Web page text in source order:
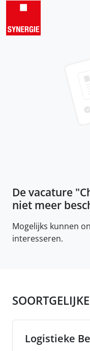
De vacature "
niet meer
Mogelijks kunnen
interesseren.
SOORTGELIJKE
Logistieke